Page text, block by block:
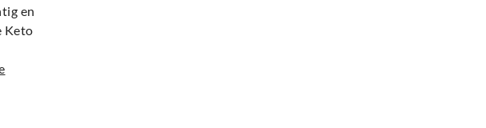
en
Keto